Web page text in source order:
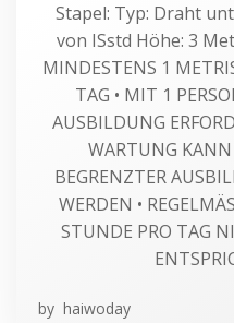
Stapel: Typ: Draht
von ISstd Höhe: 3
MINDESTENS 1
TAG • MIT 1
AUSBILDUNG
WARTUNG
BEGRENZTER
WERDEN •
STUNDE PRO TAG
by haiwoday